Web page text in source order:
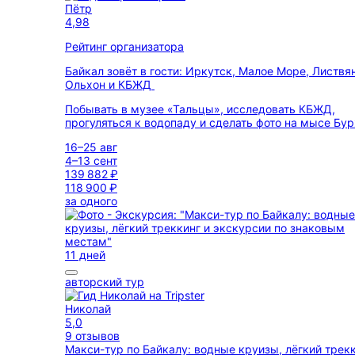
Пётр
4,98
Рейтинг организатора
Байкал зовёт в гости: Иркутск, Малое Море,
Ольхон и КБЖД
Побывать в музее «Тальцы», исследовать КБЖД,
прогуляться к водопаду и сделать фото на мысе
16–25 авг
4–13 сент
139 882 ₽
118 900 ₽
за одного
11 дней
авторский тур
Николай
5,0
9 отзывов
Макси-тур по Байкалу: водные круизы, лёгкий